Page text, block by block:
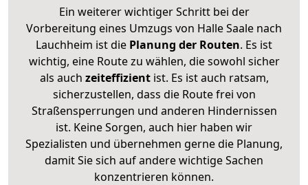
Ein weiterer wichtiger Schritt bei der
Vorbereitung eines Umzugs von Halle Saale nach
Lauchheim ist die Planung der Routen. Es ist
wichtig, eine Route zu wählen, die sowohl sicher
als auch zeiteffizientist. Es ist auch ratsam,
sicherzustellen, dass die Route frei von
Straßensperrungen und anderen Hindernissen
ist. Keine Sorgen, auch hier haben wir
Spezialisten und übernehmen gerne die Planung,
damit Sie sich auf andere wichtige Sachen
konzentrieren können.